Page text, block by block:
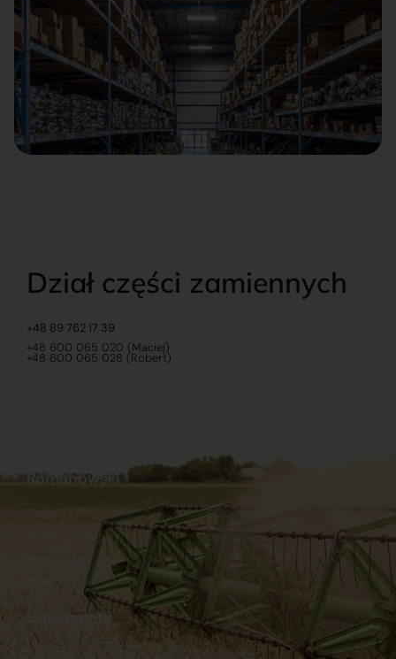
Dział części zamiennych
+48 89 762 17 39
+48 600 065 020 (Maciej)
+48 600 065 028 (Robert)
Dokumenty
Regulamin Dostawy
Romanowski
Sklep internetowy
Praca
Ubezpieczenia